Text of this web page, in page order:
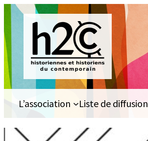
Aller
au
contenu
L’association Liste de diffusion